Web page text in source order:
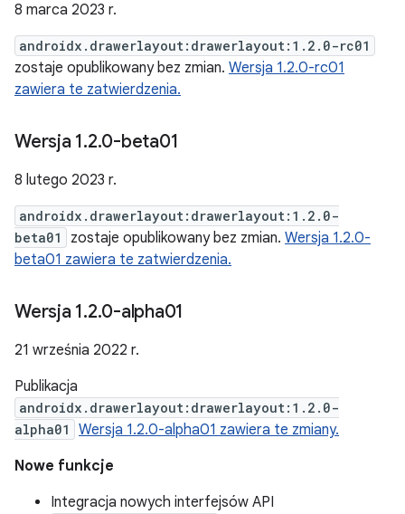
8 marca 2023 r.
androidx.drawerlayout:drawerlayout:1.2.0-rc01
zostaje opublikowany bez zmian. Wersja 1.2.0-rc01
zawiera te zatwierdzenia.
Wersja 1.2.0-beta01
8 lutego 2023 r.
androidx.drawerlayout:drawerlayout:1.2.0-
beta01
zostaje opublikowany bez zmian. Wersja 1.2.0-
beta01 zawiera te zatwierdzenia.
Wersja 1.2.0-alpha01
21 września 2022 r.
Publikacja
androidx.drawerlayout:drawerlayout:1.2.0-
alpha01
Wersja 1.2.0-alpha01 zawiera te zmiany.
Nowe funkcje
Integracja nowych interfejsów API